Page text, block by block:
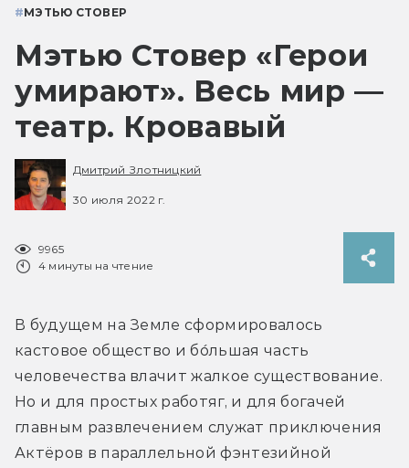
#МЭТЬЮ СТОВЕР
Мэтью Стовер «Герои
умирают». Весь мир —
театр. Кровавый
Дмитрий Злотницкий
30 июля 2022 г.
9965
4 минуты на чтение
В будущем на Земле сформировалось
кастовое общество и бо́льшая часть
человечества влачит жалкое существование.
Но и для простых работяг, и для богачей
главным развлечением служат приключения
Актёров в параллельной фэнтезийной